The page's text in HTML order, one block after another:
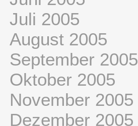
Juli 2005
August 2005
September 2005
Oktober 2005
November 2005
Dezember 2005